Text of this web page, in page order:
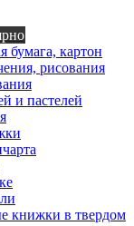
бумага, картон
рисования
и пастелей
книжки в твердом